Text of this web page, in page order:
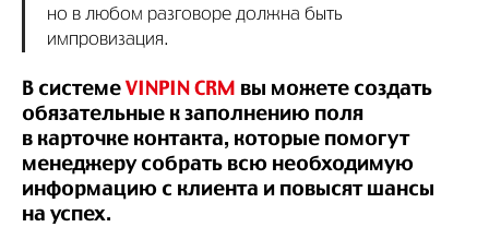
но в любом разговоре должна быть
импровизация.
В системе VINPIN CRM вы можете создать
обязательные к заполнению поля
в карточке контакта, которые помогут
менеджеру собрать всю необходимую
информацию с клиента и повысят шансы
на успех.